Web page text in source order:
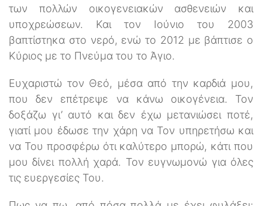
των πολλών οικογενειακών ασθενειών και
υποχρεώσεων. Και τον Ιούνιο του 2003
βαπτίστηκα στο νερό, ενώ το 2012 με βάπτισε ο
Κύριος με το Πνεύμα του το Άγιο.
Ευχαριστώ τον Θεό, μέσα από την καρδιά μου,
που δεν επέτρεψε να κάνω οικογένεια. Τον
δοξάζω γι’ αυτό και δεν έχω μετανιώσει ποτέ,
γιατί μου έδωσε την χάρη να Τον υπηρετήσω και
να Του προσφέρω ότι καλύτερο μπορώ, κάτι που
μου δίνει πολλή χαρά. Τον ευγνωμονώ για όλες
τις ευεργεσίες Του.